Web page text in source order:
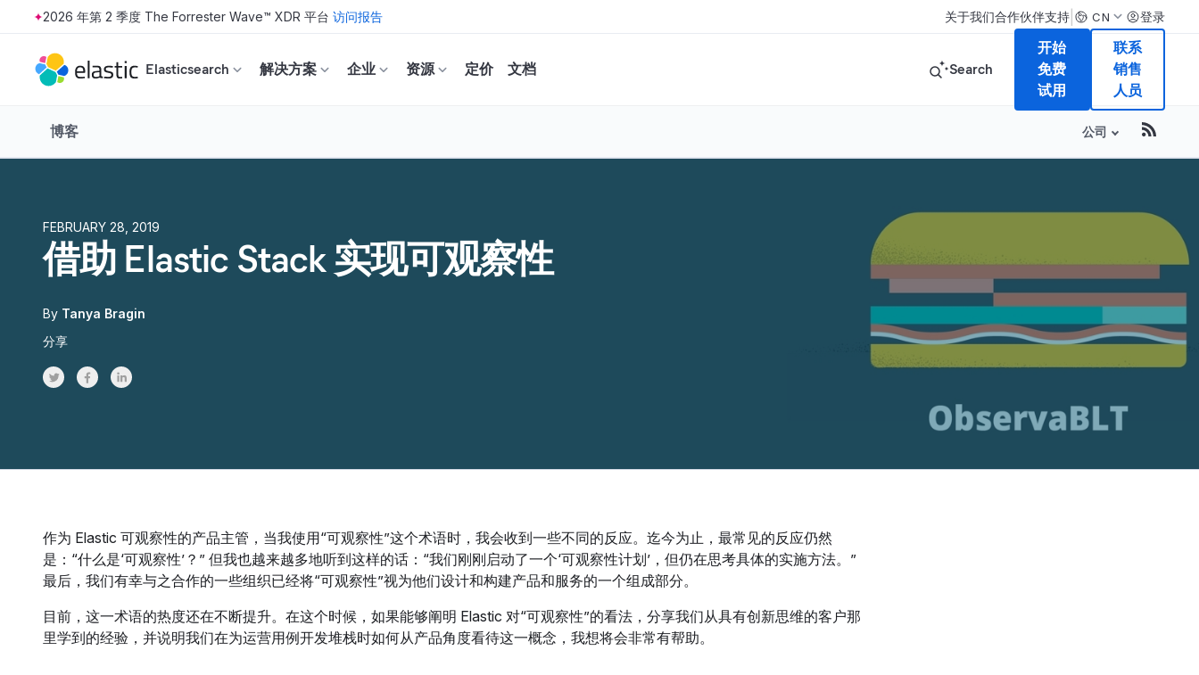
Skip to main content
2026 年第 2 季度 The Forrester Wave™ XDR 平台 访问报告 关于我们合作伙伴支持 CN 登录
Elasticsearch 解决方案 企业 资源 定价 文档 Search
开始
免费
试用
联系
销售
人员
博客 公司
FEBRUARY 28, 2019
借助 Elastic Stack 实现可观察性
By Tanya Bragin
分享
Share on Twitter
Share on Facebook
Share on LinkedInr
作为 Elastic 可观察性的产品主管，当我使用“可观察性”这个术语时，我会收到一些不同的反应。迄今为止，最常见的反应仍然
是：“什么是‘可观察性’？” 但我也越来越多地听到这样的话：“我们刚刚启动了一个‘可观察性计划’，但仍在思考具体的实施方法。”
最后，我们有幸与之合作的一些组织已经将“可观察性”视为他们设计和构建产品和服务的一个组成部分。
目前，这一术语的热度还在不断提升。在这个时候，如果能够阐明 Elastic 对“可观察性”的看法，分享我们从具有创新思维的客户那
里学到的经验，并说明我们在为运营用例开发堆栈时如何从产品角度看待这一概念，我想将会非常有帮助。